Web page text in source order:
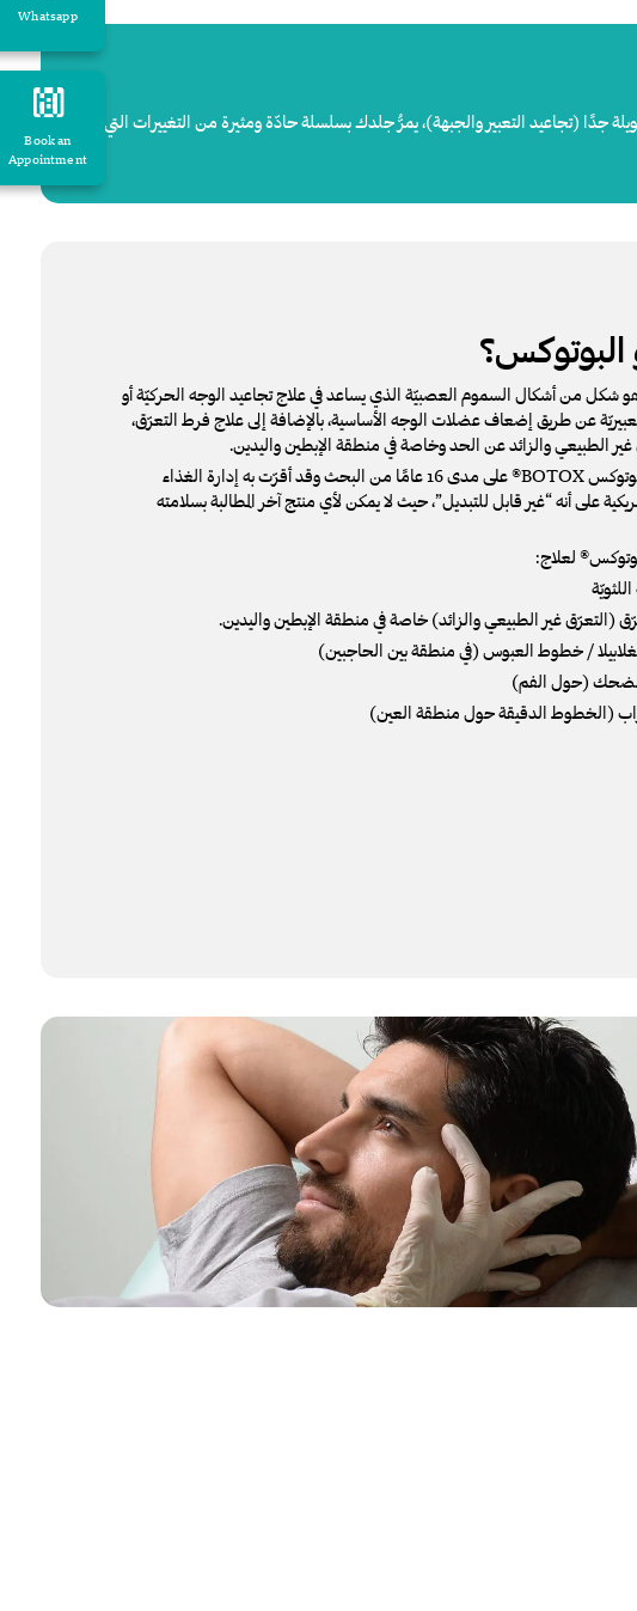
Whatsapp
Book an
Appointment
جدًا (تجاعيد التعبير والجبهة)، يمرُّ جلدك بسلسلة حادّة ومثيرة من التغييرات التي
شكل من أشكال السموم العصبيّة الذي يساعد في علاج تجاعيد الوجه الحركيّة أو
عن طريق إضعاف عضلات الوجه الأساسية، بالإضافة إلى علاج فرط التعرّق،
الطبيعي والزائد عن الحد وخاصة في منطقة الإبطين واليدين.
تم تطوير البوتوكس BOTOX® على مدى 16 عامًا من البحث وقد أقرّت به إدارة الغذاء
على أنه “غير قابل للتبديل”، حيث لا يمكن لأي منتج آخر المطالبة بسلامته
لعلاج:
(التعرّق غير الطبيعي والزائد) خاصة في منطقة الإبطين واليدين.
/ خطوط العبوس (في منطقة بين الحاجبين)
(حول الفم)
(الخطوط الدقيقة حول منطقة العين)